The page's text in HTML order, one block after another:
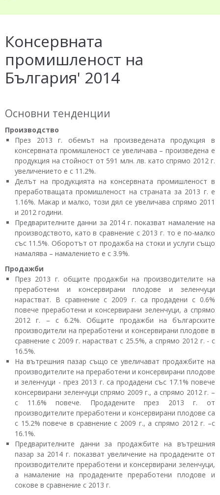
Консервната
промишленост на
България' 2014
Основни тенденции
Производство
През 2013 г. обемът на произведената продукция в
консервната промишленост се увеличава – произведена е
продукция на стойност от 591 млн. лв. като спрямо 2012 г.
увеличението е с 11.2%.
Делът на продукцията на консервната промишленост в
преработващата промишленост на страната за 2013 г. е
1.16%. Макар и малко, този дял се увеличава спрямо 2011
и 2012 години.
Предварителните данни за 2014 г. показват намаление на
производството, като в сравнение с 2013 г. то е по-малко
със 11.5%. Оборотът от продажба на стоки и услуги също
намалява – намалението е с 3.9%.
Продажби
През 2013 г. общите продажби на производителите на
преработени и консервирани плодове и зеленчуци
нарастват. В сравнение с 2009 г. са продадени с 0.6%
повече преработени и консервирани зеленчуци, а спрямо
2012 г. – с 6.2%. Общите продажби на българските
производители на преработени и консервирани плодове в
сравнение с 2009 г. нарастват с 25.5%, а спрямо 2012 г. - с
16.5%.
На вътрешния пазар също се увеличават продажбите на
производителите на преработени и консервирани плодове
и зеленчуци - през 2013 г. са продадени със 17.1% повече
консервирани зеленчуци спрямо 2009 г., а спрямо 2012 г. –
с 11.6% повече. Продадените през 2013 г. от
производителите преработени и консервирани плодове са
с 15.2% повече в сравнение с 2009 г., а спрямо 2012 г. –с
16.1%.
Предварителните данни за продажбите на вътрешния
пазар за 2014 г. показват увеличение на продадените от
производителите преработени и консервирани зеленчуци,
а намаление на продадените преработени плодове и
сокове в сравнение с 2013 г.